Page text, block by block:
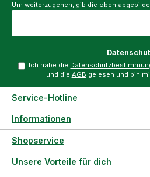
Um weiterzugehen, gib die oben
Ich habe die
und die AGB gelesen und bin
Service-Hotline
Informationen
Shopservice
Unsere Vorteile für dich